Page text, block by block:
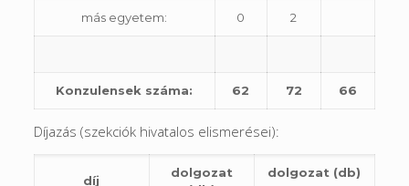
más egyetem: 0 2
Konzulensek száma: 62 72 66
Díjazás (szekciók hivatalos elismerései):
díj
dolgozat
dolgozat (db)